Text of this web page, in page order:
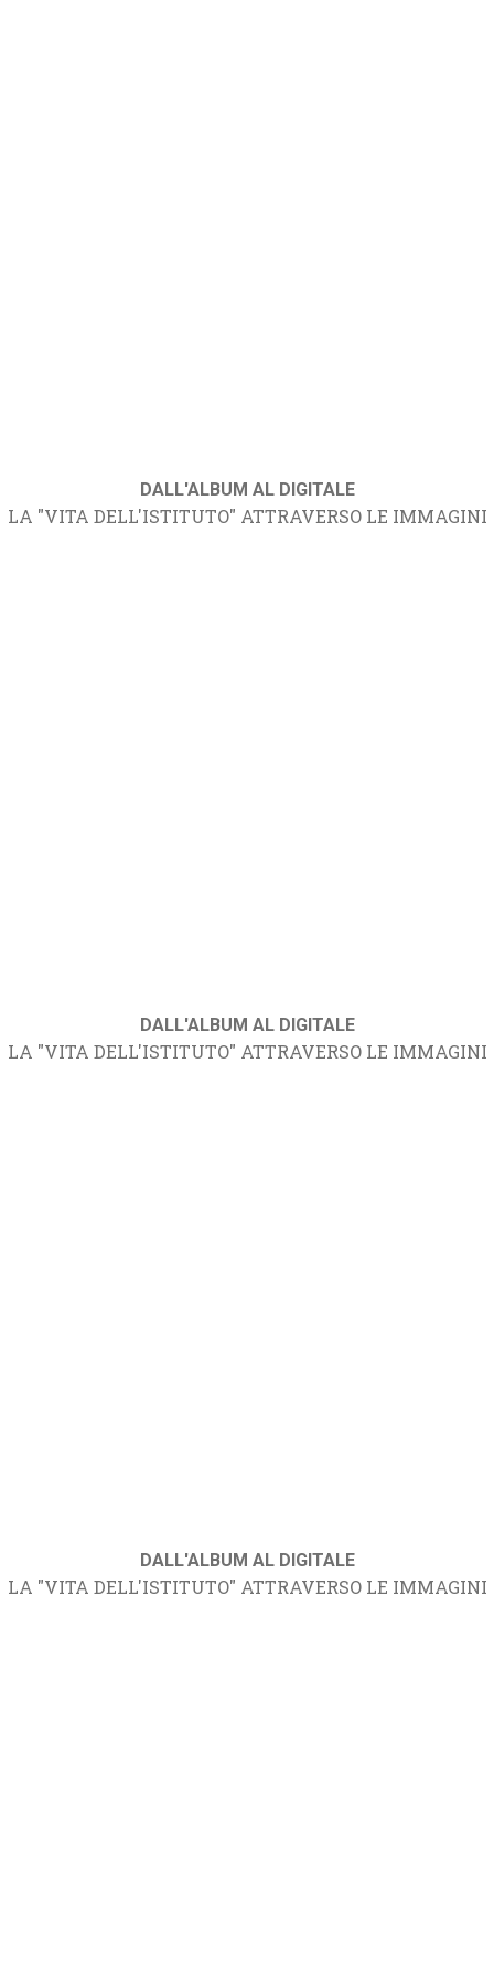
DALL'ALBUM AL DIGITALE
LA "VITA DELL'ISTITUTO" ATTRAVERSO LE IMMAGINI
DALL'ALBUM AL DIGITALE
LA "VITA DELL'ISTITUTO" ATTRAVERSO LE IMMAGINI
DALL'ALBUM AL DIGITALE
LA "VITA DELL'ISTITUTO" ATTRAVERSO LE IMMAGINI